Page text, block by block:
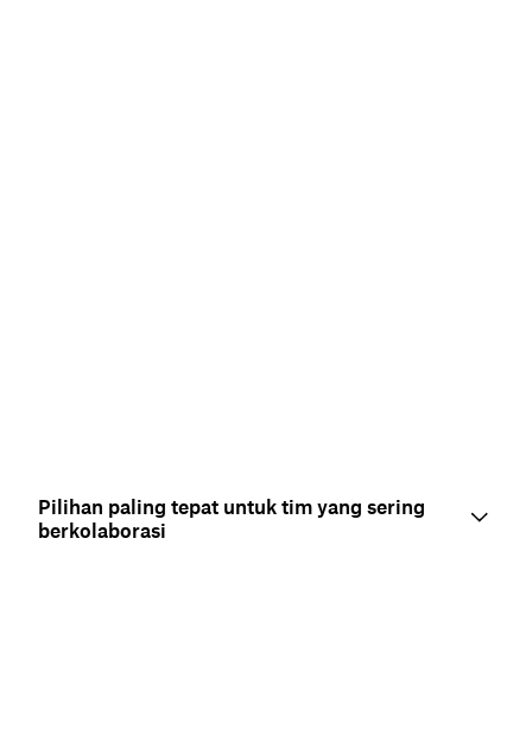
Pilihan paling tepat untuk tim yang sering
berkolaborasi